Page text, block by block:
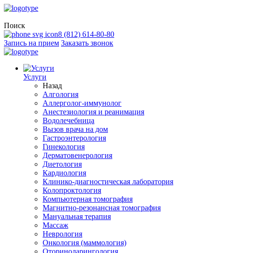
Поиск
8 (812) 614-80-80
Запись на прием Заказать звонок
Услуги
Назад
Алгология
Аллерголог-иммунолог
Анестезиология и реанимация
Водолечебница
Вызов врача на дом
Гастроэнтерология
Гинекология
Дерматовенерология
Диетология
Кардиология
Клинико-диагностическая лаборатория
Колопроктология
Компьютерная томография
Магнитно-резонансная томография
Мануальная терапия
Массаж
Неврология
Онкология (маммология)
Оториноларингология